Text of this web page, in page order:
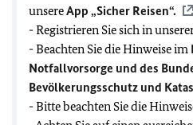
unsereApp „Sicher Reisen“.
- Registrieren Sie sich in
- Beachten Sie die Hinweise im
Notfallvorsorge und des
Bevölkerungsschutz und
- Bitte beachten Sie die